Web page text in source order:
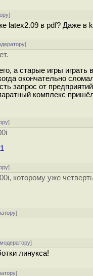
]
latex2.09 в pdf? Даже в
]
а старые игры играть
окончательно
запрос от
комплекс
]
]
которому уже
]
]
линукса!
]